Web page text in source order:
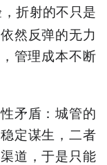
折射的不只是
然反弹的无力
管理成本不断
矛盾：城管的
定谋生，二者
道，于是只能